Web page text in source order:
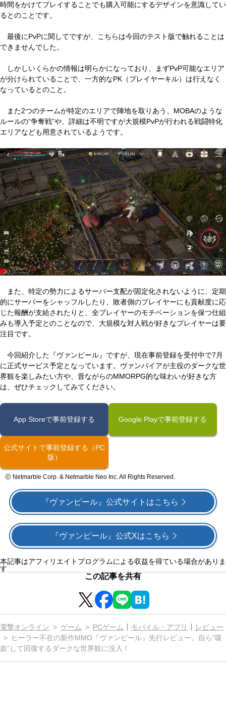
時間をかけてプレイすることでも購入可能にするデザインを意識してい
るとのことです。
最後にPvPに関してですが、こちらは今回のテスト版で触れることは
できませんでした。
しかしいくらかの情報は明らかになっており、まずPvP可能なエリア
が分けられていることで、一方的なPK（プレイヤーキル）は行えなく
なっているとのこと。
また2つのチームが特定のエリアで陣地を取りあう、MOBAのような
ルールの“争奪戦”や、詳細は不明ですが大規模PvPが行われる戦闘特化
エリアなども用意されているようです。
また、特定の勢力によるサーバー支配が固定化されないように、定期
的にサーバーをシャッフルしたり、敗者側のプレイヤーにも貢献度に応
じた報酬が支給されたりと、全プレイヤーのモチベーションを保つ仕組
みも導入予定とのことなので、大規模な対人戦が好きなプレイヤーは要
注目です。
今回紹介した『ヴァンピール』ですが、現在事前登録を受付中で7月
に正式サービス予定となっています。ヴァンパイアが主役のダークな世
界観を楽しみたい方や、昔ながらのMMORPG的な味わいが好きな方
は、ぜひチェックしてみてください。
App Storeで事前登録する Google Playで事前登録する
公式サイトで事前登録する（PC
版）
ⓒ Netmarble Corp. & Netmarble Neo Inc. All Rights Reserved.
『ヴァンピール』公式サイトはこちら
『ヴァンピール』公式Xはこちら
本記事はアフィリエイトプログラムによる収益を得ている場合がありま
す
この記事を共有
電撃オンライン ゲーム PCゲーム モバイル・アプリ
レビュー
ヒーラー不在の新作MMO『ヴァンピール』先行レビュー。自ら“吸
血”して回復するダークな世界観に没入！